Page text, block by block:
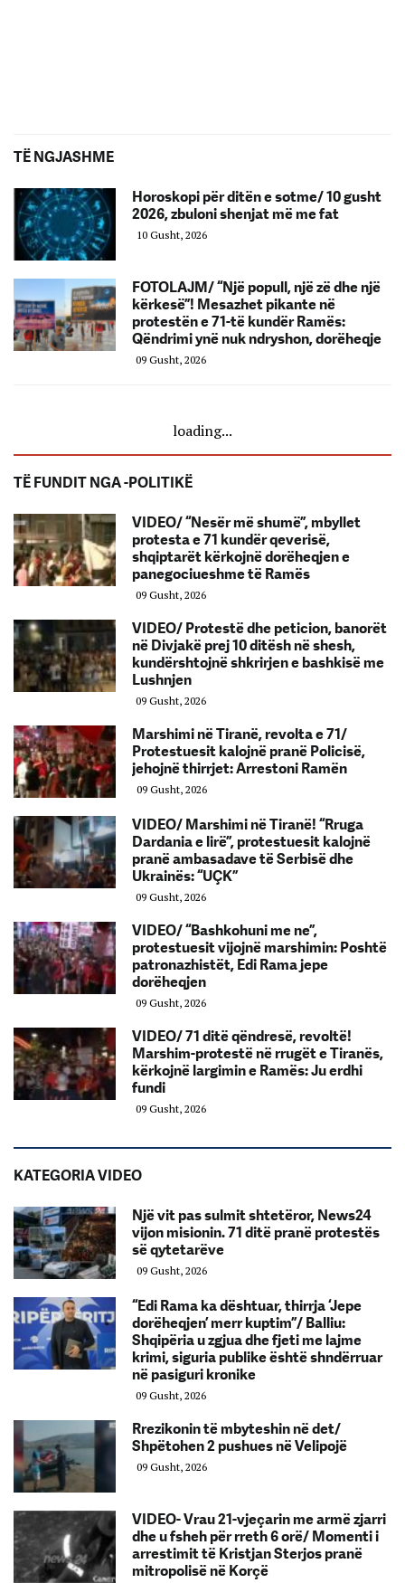
TË NGJASHME
Horoskopi për ditën e sotme/ 10 gusht
2026, zbuloni shenjat më me fat
10 Gusht, 2026
FOTOLAJM/ “Një popull, një zë dhe një
kërkesë”! Mesazhet pikante në
protestën e 71-të kundër Ramës:
Qëndrimi ynë nuk ndryshon, dorëheqje
09 Gusht, 2026
loading...
TË FUNDIT NGA -POLITIKË
VIDEO/ “Nesër më shumë”, mbyllet
protesta e 71 kundër qeverisë,
shqiptarët kërkojnë dorëheqjen e
panegociueshme të Ramës
09 Gusht, 2026
VIDEO/ Protestë dhe peticion, banorët
në Divjakë prej 10 ditësh në shesh,
kundërshtojnë shkrirjen e bashkisë me
Lushnjen
09 Gusht, 2026
Marshimi në Tiranë, revolta e 71/
Protestuesit kalojnë pranë Policisë,
jehojnë thirrjet: Arrestoni Ramën
09 Gusht, 2026
VIDEO/ Marshimi në Tiranë! “Rruga
Dardania e lirë”, protestuesit kalojnë
pranë ambasadave të Serbisë dhe
Ukrainës: “UÇK”
09 Gusht, 2026
VIDEO/ “Bashkohuni me ne”,
protestuesit vijojnë marshimin: Poshtë
patronazhistët, Edi Rama jepe
dorëheqjen
09 Gusht, 2026
VIDEO/ 71 ditë qëndresë, revoltë!
Marshim-protestë në rrugët e Tiranës,
kërkojnë largimin e Ramës: Ju erdhi
fundi
09 Gusht, 2026
KATEGORIA VIDEO
Një vit pas sulmit shtetëror, News24
vijon misionin. 71 ditë pranë protestës
së qytetarëve
09 Gusht, 2026
“Edi Rama ka dështuar, thirrja ‘Jepe
dorëheqjen’ merr kuptim”/ Balliu:
Shqipëria u zgjua dhe fjeti me lajme
krimi, siguria publike është shndërruar
në pasiguri kronike
09 Gusht, 2026
Rrezikonin të mbyteshin në det/
Shpëtohen 2 pushues në Velipojë
09 Gusht, 2026
VIDEO- Vrau 21-vjeçarin me armë zjarri
dhe u fsheh për rreth 6 orë/ Momenti i
arrestimit të Kristjan Sterjos pranë
mitropolisë në Korçë